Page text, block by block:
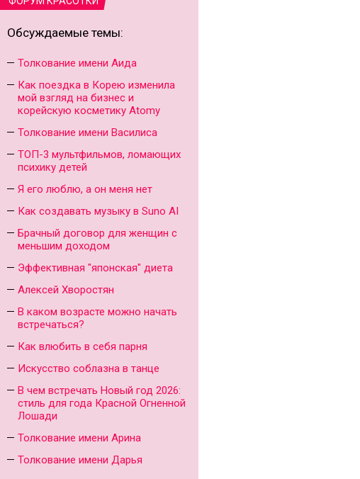
Обсуждаемые темы:
Толкование имени Аида
Как поездка в Корею изменила
мой взгляд на бизнес и
корейскую косметику Atomy
Толкование имени Василиса
ТОП-3 мультфильмов, ломающих
психику детей
Я его люблю, а он меня нет
Как создавать музыку в Suno AI
Брачный договор для женщин с
меньшим доходом
Эффективная "японская" диета
Алексей Хворостян
В каком возрасте можно начать
встречаться?
Как влюбить в себя парня
Искусство соблазна в танце
В чем встречать Новый год 2026:
стиль для года Красной Огненной
Лошади
Толкование имени Арина
Толкование имени Дарья